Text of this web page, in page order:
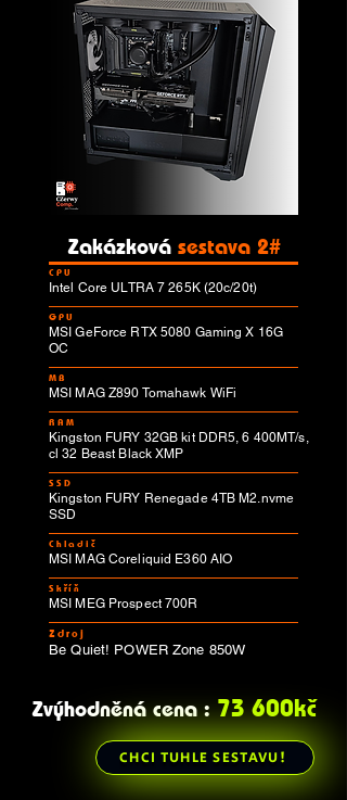
Zakázková sestava 2#
CPU
Intel Core ULTRA 7 265K (20c/20t)
GPU
MSI GeForce RTX 5080 Gaming X 16G
OC
MB
MSI MAG Z890 Tomahawk WiFi
RAM
Kingston FURY 32GB kit DDR5, 6 400MT/s,
cl 32 Beast Black XMP
SSD
Kingston FURY Renegade 4TB M2.nvme
SSD
Chladič
MSI MAG Coreliquid E360 AIO
Skříň
MSI MEG Prospect 700R
Zdroj
Be Quiet! POWER Zone 850W
Zvýhodněná cena : 73 600kč
CHCI TUHLE SESTAVU!